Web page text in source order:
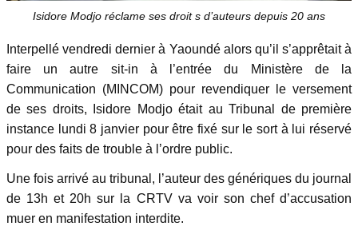
Isidore Modjo réclame ses droit s d’auteurs depuis 20 ans
Interpellé vendredi dernier à Yaoundé alors qu’il s’apprêtait à
faire un autre sit-in à l’entrée du Ministère de la
Communication (MINCOM) pour revendiquer le versement
de ses droits, Isidore Modjo était au Tribunal de première
instance lundi 8 janvier pour être fixé sur le sort à lui réservé
pour des faits de trouble à l’ordre public.
Une fois arrivé au tribunal, l’auteur des génériques du journal
de 13h et 20h sur la CRTV va voir son chef d’accusation
muer en manifestation interdite.